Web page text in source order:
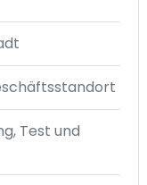
Test und